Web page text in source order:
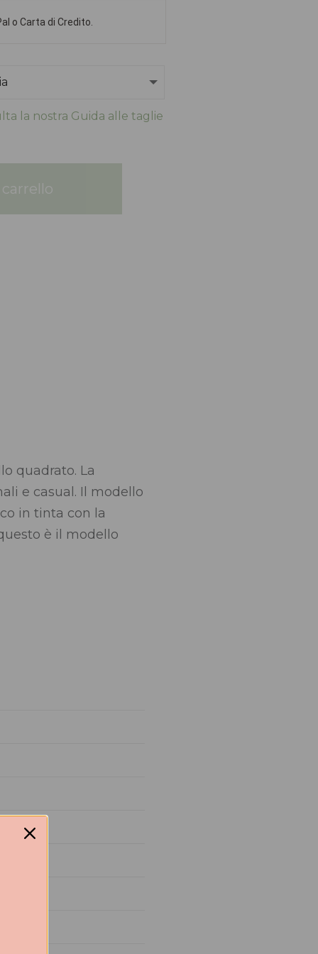
o Carta di Credito.
la nostra Guida alle taglie
quadrato. La
e casual. Il modello
in tinta con la
è il modello